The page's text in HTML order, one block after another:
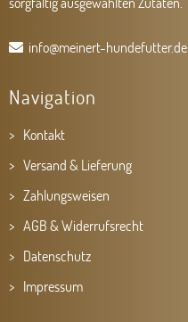
info@meinert-hundefutter.de
Navigation
Kontakt
Versand & Lieferung
Zahlungsweisen
AGB & Widerrufsrecht
Datenschutz
Impressum